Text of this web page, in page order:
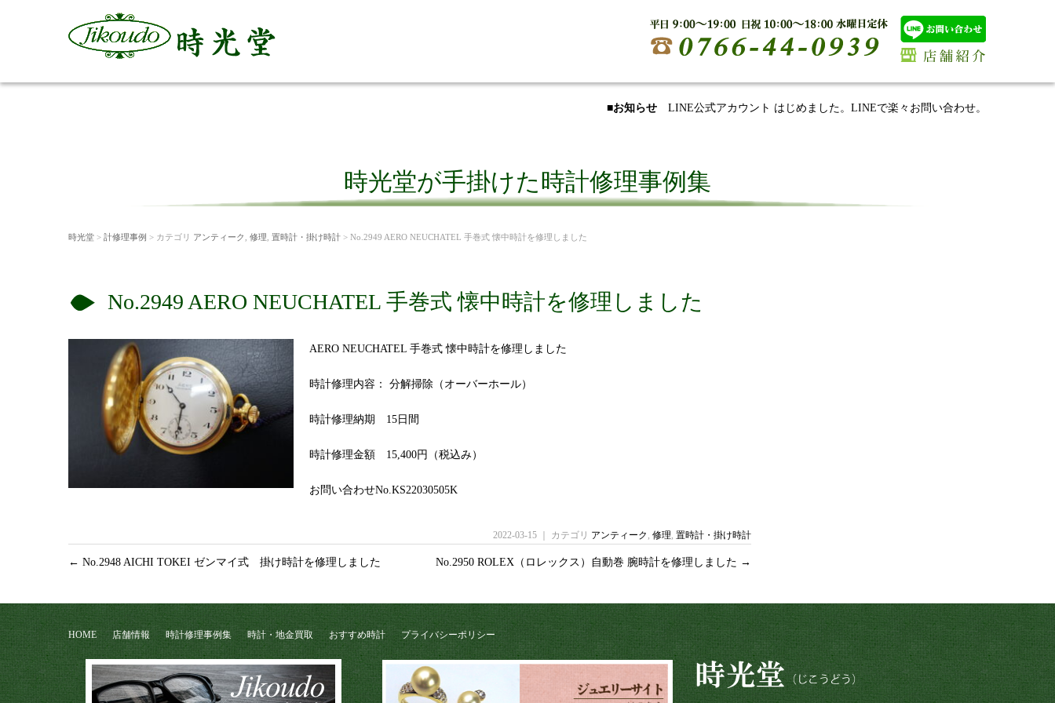
■お知らせ LINE公式アカウント はじめました。LINEで楽々お問い合わせ。
時光堂が手掛けた時計修理事例集
時光堂 > 計修理事例 > カテゴリ アンティーク 修理 置時計・掛け時計 > No.2949 AERO NEUCHATEL 手巻式 懐中時計を修理しました
No.2949 AERO NEUCHATEL 手巻式 懐中時計を修理しました
AERO NEUCHATEL 手巻式 懐中時計を修理しました
時計修理内容： 分解掃除（オーバーホール）
時計修理納期 15日間
時計修理金額 15,400円（税込み）
お問い合わせNo.KS22030505K
2022-03-15 ｜ カテゴリ アンティーク , 修理, 置時計・掛け時計
← No.2948 AICHI TOKEI ゼンマイ式 掛け時計を修理しました No.2950 ROLEX（ロレックス）自動巻 腕時計を修理しました →
HOME 店舗情報 時計修理事例集 時計・地金買取 おすすめ時計 プライバシーポリシー